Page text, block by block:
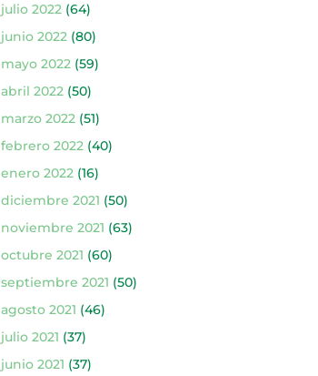
julio 2022(64)
junio 2022(80)
mayo 2022(59)
abril 2022(50)
marzo 2022(51)
febrero 2022(40)
enero 2022(16)
diciembre 2021 (50)
noviembre 2021 (63)
octubre 2021 (60)
septiembre 2021 (50)
agosto 2021 (46)
julio 2021 (37)
junio 2021 (37)